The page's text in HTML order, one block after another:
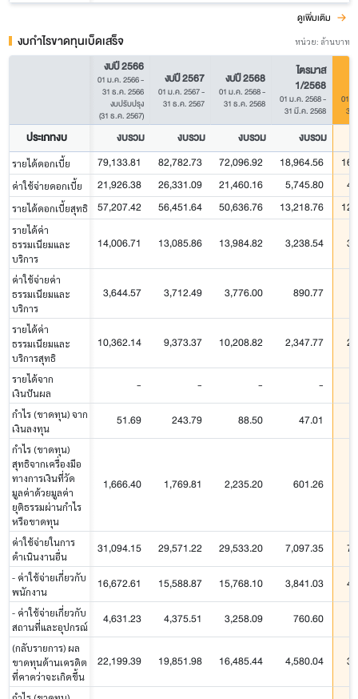
ดูเพิ่มเติม
งบกำไรขาดทุนเบ็ดเสร็จ หน่วย: ล้านบาท
งบปี 2566
01 ม.ค. 2566-
31 ธ.ค. 2566
งบปรับปรุง
(31 ธ.ค. 2567)
งบปี 2567
01 ม.ค. 2567-
31 ธ.ค. 2567
งบปี 2568
01 ม.ค. 2568-
31 ธ.ค. 2568
ไตรมาส
1/2568
01 ม.ค. 2568-
31 มี.ค. 2568
01 ม
31
ประเภทงบ งบรวม งบรวม งบรวม งบรวม
รายได้ดอกเบี้ย 79,133.81 82,782.73 72,096.92 18,964.56
ค่าใช้จ่ายดอกเบี้ย 21,926.38 26,331.09 21,460.16 5,745.80
รายได้ดอกเบี้ยสุทธิ 57,207.42 56,451.64 50,636.76 13,218.76
รายได้ค่า
ธรรมเนียมและ
บริการ
14,006.71 13,085.86 13,984.82 3,238.54
ค่าใช้จ่ายค่า
ธรรมเนียมและ
บริการ
3,644.57 3,712.49 3,776.00 890.77
รายได้ค่า
ธรรมเนียมและ
บริการสุทธิ
10,362.14 9,373.37 10,208.82 2,347.77
รายได้จาก
เงินปันผล
- - - -
กำไร (ขาดทุน) จาก
เงินลงทุน
51.69 243.79 88.50 47.01
กำไร (ขาดทุน)
สุทธิจากเครื่องมือ
ทางการเงินที่วัด
มูลค่าด้วยมูลค่า
ยุติธรรมผ่านกำไร
หรือขาดทุน
1,666.40 1,769.81 2,235.20 601.26
ค่าใช้จ่ายในการ
ดำเนินงานอื่น
31,094.15 29,571.22 29,533.20 7,097.35
- ค่าใช้จ่ายเกี่ยวกับ
พนักงาน
16,672.61 15,588.87 15,768.10 3,841.03
- ค่าใช้จ่ายเกี่ยวกับ
สถานที่และอุปกรณ์
4,631.23 4,375.51 3,258.09 760.60
(กลับรายการ) ผล
ขาดทุนด้านเครดิต
ที่คาดว่าจะเกิดขึ้น
22,199.39 19,851.98 16,485.44 4,580.04